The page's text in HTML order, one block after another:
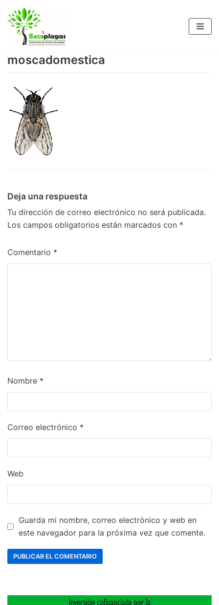
Saltar
moscadomestica
Deja una respuesta
Tu dirección de correo electrónico no será publicada.
Los campos obligatorios están marcados con *
Comentario *
Nombre *
Correo electrónico *
Web
Guarda mi nombre, correo electrónico y web en
este navegador para la próxima vez que comente.